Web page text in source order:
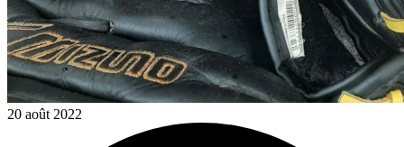
20 août 2022